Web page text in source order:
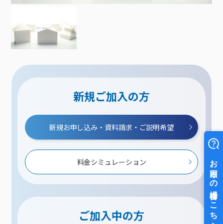
新規ご加入の方
新規お申し込み・資料請求・ご説明希望
料金シミュレーション
ご加入中の方